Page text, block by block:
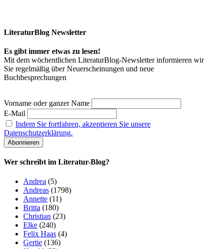
LiteraturBlog Newsletter
Es gibt immer etwas zu lesen!
Mit dem wöchentlichen LiteraturBlog-Newsletter informieren wir
Sie regelmäßig über Neuerscheinungen und neue
Buchbesprechungen
Vorname oder ganzer Name
E-Mail
Indem Sie fortfahren, akzeptieren Sie unsere
Datenschutzerklärung.
Wer schreibt im Literatur-Blog?
Andrea (5)
Andreas (1798)
Annette (11)
Britta (180)
Christian (23)
Elke (240)
Felix Haas (4)
Gertie (136)